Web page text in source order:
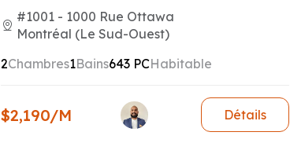
#1001 - 1000 Rue Ottawa
Montréal (Le Sud-Ouest)
2Chambres1Bains643 PCHabitable
$2,190/M Détails